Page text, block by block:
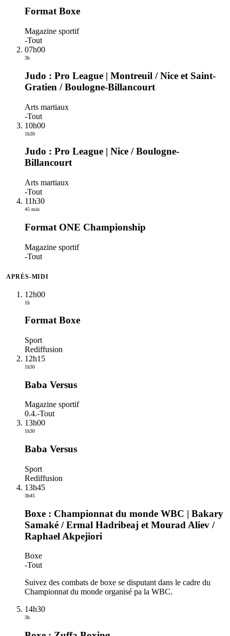
Format Boxe
Magazine sportif
-Tout
07h00
3h
Judo : Pro League | Montreuil / Nice et Saint-
Gratien / Boulogne-Billancourt
Arts martiaux
-Tout
10h00
1h30
Judo : Pro League | Nice / Boulogne-
Billancourt
Arts martiaux
-Tout
11h30
45 min
Format ONE Championship
Magazine sportif
-Tout
APRÈS-MIDI
12h00
1h
Format Boxe
Sport
Rediffusion
12h15
1h30
Baba Versus
Magazine sportif
0.4.-Tout
13h00
1h30
Baba Versus
Sport
Rediffusion
13h45
3h45
Boxe : Championnat du monde WBC | Bakary
Samaké / Ermal Hadribeaj et Mourad Aliev /
Raphael Akpejiori
Boxe
-Tout
Suivez des combats de boxe se disputant dans le cadre du
Championnat du monde organisé pa la WBC.
14h30
3h